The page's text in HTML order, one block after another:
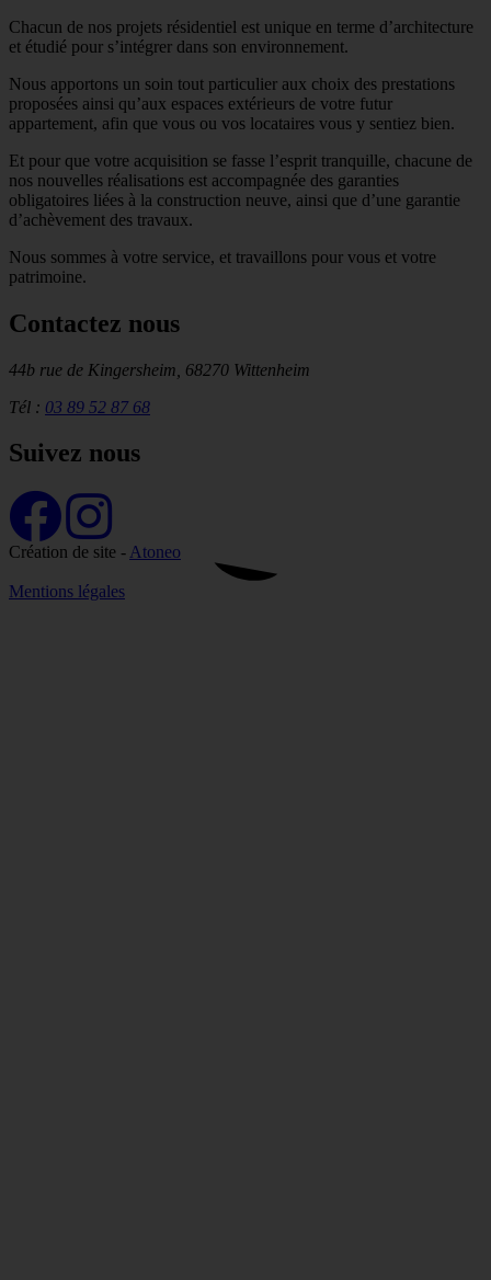
Chacun de nos projets résidentiel est unique en terme d’architecture
et étudié pour s’intégrer dans son environnement.
Nous apportons un soin tout particulier aux choix des prestations
proposées ainsi qu’aux espaces extérieurs de votre futur
appartement, afin que vous ou vos locataires vous y sentiez bien.
Et pour que votre acquisition se fasse l’esprit tranquille, chacune de
nos nouvelles réalisations est accompagnée des garanties
obligatoires liées à la construction neuve, ainsi que d’une garantie
d’achèvement des travaux.
Nous sommes à votre service, et travaillons pour vous et votre
patrimoine.
Contactez nous
44b rue de Kingersheim, 68270 Wittenheim
Tél : 03 89 52 87 68
Suivez nous
Création de site - Atoneo
Mentions légales